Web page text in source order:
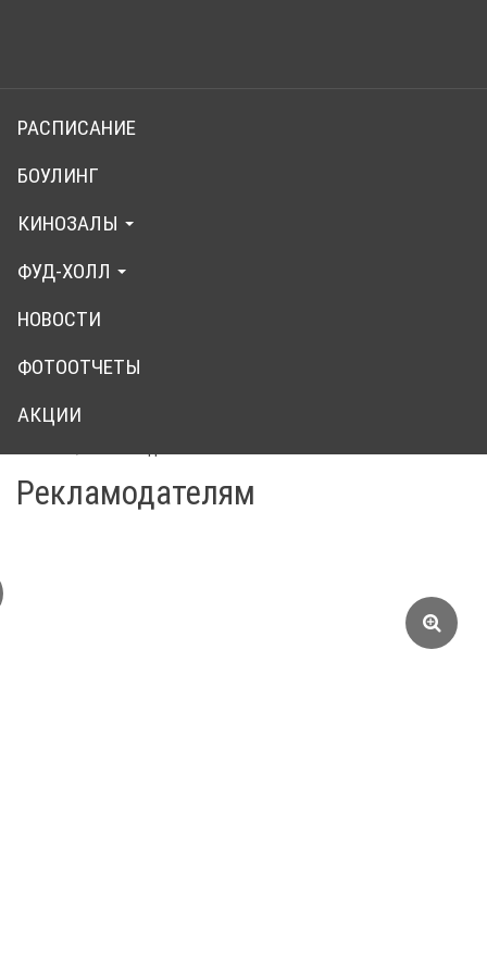
to
content
ВЫБРАТЬ КИНОТЕАТР
Слайд-
шоу
РАСПИСАНИЕ
БОУЛИНГ
КИНОЗАЛЫ
ФУД-ХОЛЛ
НОВОСТИ
ФОТООТЧЕТЫ
АКЦИИ
Рекламодателям